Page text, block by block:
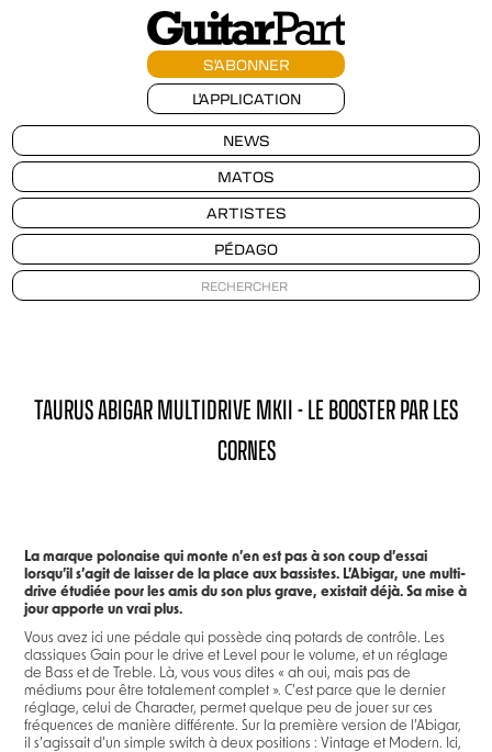
S'ABONNER
L'APPLICATION
NEWS
MATOS
ARTISTES
PÉDAGO
TAURUS ABIGAR MULTIDRIVE MKII - LE BOOSTER PAR LES
CORNES
La marque polonaise qui monte n’en est pas à son coup d’essai
lorsqu’il s’agit de laisser de la place aux bassistes. L’Abigar, une multi-
drive étudiée pour les amis du son plus grave, existait déjà. Sa mise à
jour apporte un vrai plus.
Vous avez ici une pédale qui possède cinq potards de contrôle. Les
classiques Gain pour le drive et Level pour le volume, et un réglage
de Bass et de Treble. Là, vous vous dites « ah oui, mais pas de
médiums pour être totalement complet ». C’est parce que le dernier
réglage, celui de Character, permet quelque peu de jouer sur ces
fréquences de manière différente. Sur la première version de l’Abigar,
il s’agissait d’un simple switch à deux positions : Vintage et Modern. Ici,